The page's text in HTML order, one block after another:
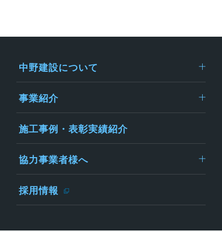
中野建設について
事業紹介
施工事例・表彰実績紹介
協力事業者様へ
採用情報